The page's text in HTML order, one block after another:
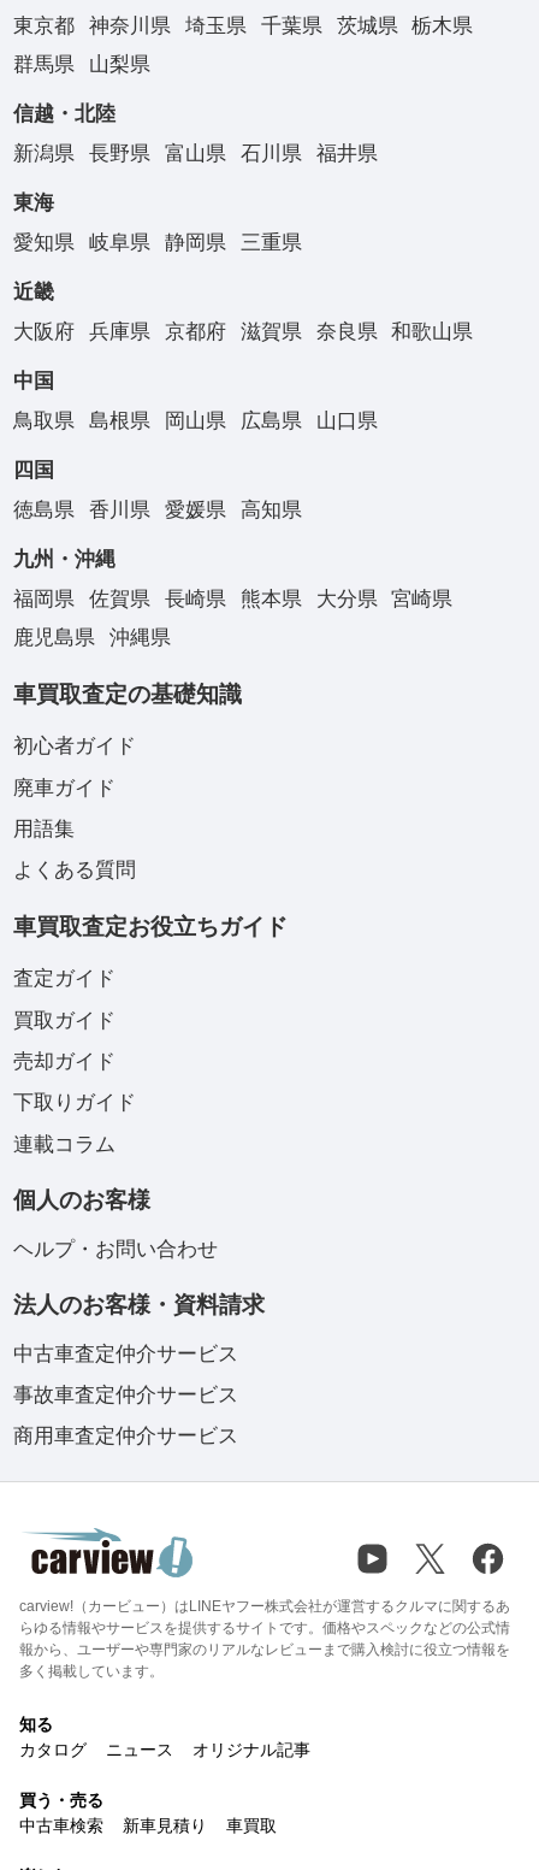
東京都
神奈川県 埼玉県 千葉県 茨城県
栃木県
群馬県
山梨県
信越・北陸
新潟県
長野県 富山県 石川県 福井県
東海
愛知県
岐阜県 静岡県 三重県
近畿
大阪府
兵庫県 京都府 滋賀県 奈良県 和歌山県
中国
鳥取県
島根県 岡山県 広島県 山口県
四国
徳島県
香川県 愛媛県 高知県
九州・沖縄
福岡県
佐賀県 長崎県 熊本県 大分県
宮崎県
鹿児島県
沖縄県
車買取査定の基礎知識
初心者ガイド
廃車ガイド
用語集
よくある質問
車買取査定お役立ちガイド
査定ガイド
買取ガイド
売却ガイド
下取りガイド
連載コラム
個人のお客様
ヘルプ・お問い合わせ
法人のお客様・資料請求
中古車査定仲介サービス
事故車査定仲介サービス
商用車査定仲介サービス
carview!（カービュー）はLINEヤフー株式会社が運営するクルマに関するあ
らゆる情報やサービスを提供するサイトです。価格やスペックなどの公式情
報から、ユーザーや専門家のリアルなレビューまで購入検討に役立つ情報を
多く掲載しています。
知る
カタログ
ニュース オリジナル記事
買う・売る
中古車検索
新車見積り 車買取